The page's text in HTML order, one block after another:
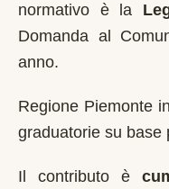
normativo è la
Domanda al
anno.
Regione Piemonte
graduatorie su base
Il contributo è